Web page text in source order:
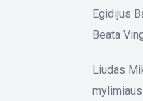
Egidijus
Beata
Liudas